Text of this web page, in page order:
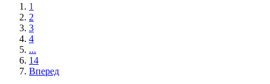
1
2
3
4
...
14
Вперед